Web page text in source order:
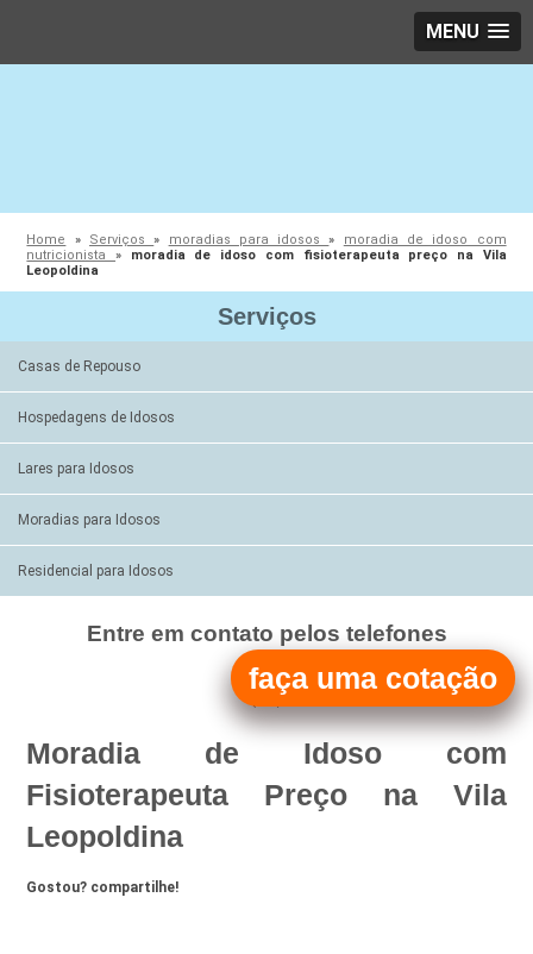
MENU
Home » Serviços» moradias para idosos» moradia de idoso com
nutricionista» moradia de idoso com fisioterapeuta preço na Vila
Leopoldina
Serviços
Casas de Repouso
Hospedagens de Idosos
Lares para Idosos
Moradias para Idosos
Residencial para Idosos
Entre em contato pelos telefones
(11)
(11)
Moradia de Idoso com
Fisioterapeuta Preço na Vila
Leopoldina
Gostou? compartilhe!
faça uma cotação